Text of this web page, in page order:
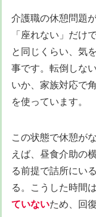
介護職の休憩問題
「座れない」だけ
と同じくらい、気
事です。転倒しな
いか、家族対応で
を使っています。
この状態で休憩が
えば、昼食介助の
る前提で詰所にい
る。こうした時間
ていないため、回